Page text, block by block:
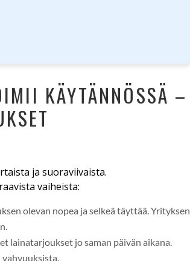
KÄYTÄNNÖSSÄ –
ja suoraviivaista.
vaiheista:
olevan nopea ja selkeä täyttää. Yrityksen
lainatarjoukset jo saman päivän aikana.